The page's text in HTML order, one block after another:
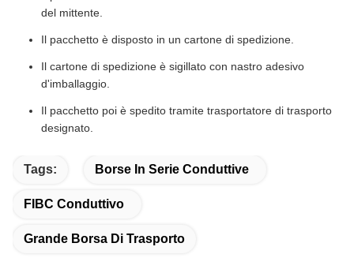
del mittente.
Il pacchetto è disposto in un cartone di spedizione.
Il cartone di spedizione è sigillato con nastro adesivo
d'imballaggio.
Il pacchetto poi è spedito tramite trasportatore di trasporto
designato.
Tags: Borse In Serie Conduttive
FIBC Conduttivo
Grande Borsa Di Trasporto